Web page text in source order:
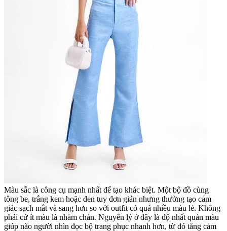
Màu sắc là công cụ mạnh nhất để tạo khác biệt. Một bộ đồ cùng
tông be, trắng kem hoặc đen tuy đơn giản nhưng thường tạo cảm
giác sạch mắt và sang hơn so với outfit có quá nhiều màu lẻ. Không
phải cứ ít màu là nhàm chán. Nguyên lý ở đây là độ nhất quán màu
giúp não người nhìn đọc bộ trang phục nhanh hơn, từ đó tăng cảm